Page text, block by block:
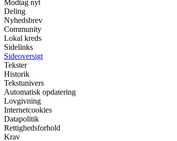
Modtag nyt
Deling
Nyhedsbrev
Community
Lokal kreds
Sidelinks
Sideoversigt
Tekster
Historik
Tekstunivers
Automatisk opdatering
Lovgivning
Internetcookies
Datapolitik
Rettighedsforhold
Krav